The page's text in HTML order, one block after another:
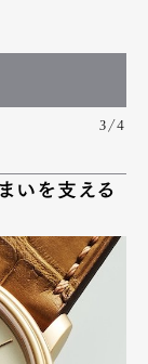
3/4
いを支える